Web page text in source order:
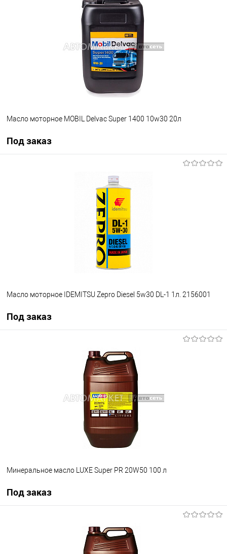
В наличии
Масло моторное MOBIL Delvac Super 1400 10w30 20л
Под заказ
Масло моторное IDEMITSU Zepro Diesel 5w30 DL-1 1л. 2156001
Под заказ
Недоступно
Минеральное масло LUXE Super PR 20W50 100 л
Под заказ
Недоступно